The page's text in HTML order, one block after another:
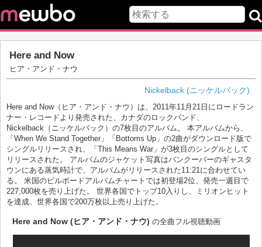
Here and Now
ヒア・アンド・ナウ
Nickelback (ニッケルバック)
Here and Now（ヒア・アンド・ナウ）は、2011年11月21日にロードラン
ナー・レコードより発売された、カナダのロックバンド、
Nickelback（ニッケルバック）の7枚目のアルバム。 本アルバムから、
「When We Stand Together」「Bottoms Up」の2曲がダウンロード版で
シングルリリースされ、「This Means War」が3枚目のシングルとして
リリースされた。 アルバムのジャケット写真はバンクーバーのギャスタ
ウンにある蒸気時計で、アルバムがリリースされた11:21に合わせてい
る。 米国のビルボードアルバムチャートでは初登場2位、発売一週目で
227,000枚を売り上げた。 世界各国でトップ10入りし、ミリオンヒット
を達成、世界各国で200万枚以上売り上げた。
Here and Now (ヒア・アンド・ナウ) の全曲フル視聴動画